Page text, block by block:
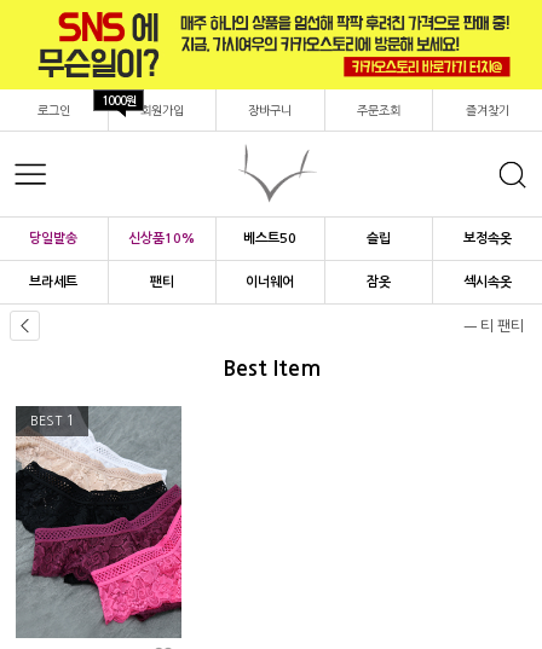
로그인 회원가입
1000원
장바구니 주문조회 즐겨찾기
당일발송 신상품10% 베스트50 슬립 보정속옷
브라세트 팬티 이너웨어 잠옷 섹시속옷
ㅡ 티 팬티
Best Item
BEST 1